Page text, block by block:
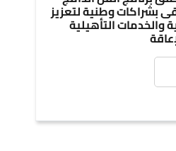
بشراكات وطنية لتعزيز
والخدمات التأهيلية